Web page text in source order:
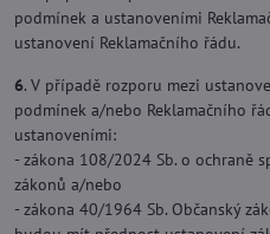
podmínek a ustanoveními
ustanovení Reklamačního řádu.
6. V případě rozporu mezi
podmínek a/nebo Reklamačního
ustanoveními:
- zákona 108/2024 Sb. o ochraně
zákonů a/nebo
- zákona 40/1964 Sb. Občanský